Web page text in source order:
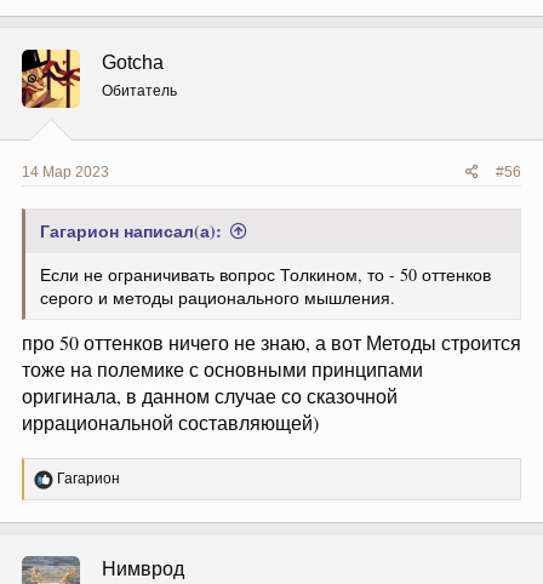
ц
и
и
:
Gotcha
Обитатель
14 Мар 2023 #56
Гагарион написал(а):
Если не ограничивать вопрос Толкином, то - 50 оттенков
серого и методы рационального мышления.
про 50 оттенков ничего не знаю, а вот Методы строится
тоже на полемике с основными принципами
оригинала, в данном случае со сказочной
иррациональной составляющей)
Р
е
ц
и
Гагарион
Нимврод